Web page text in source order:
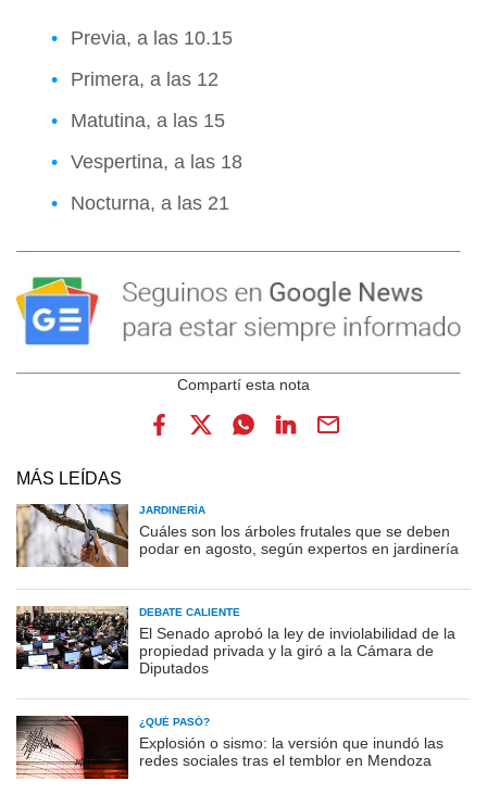
Previa, a las 10.15
Primera, a las 12
Matutina, a las 15
Vespertina, a las 18
Nocturna, a las 21
MÁS LEÍDAS
JARDINERÍA
Cuáles son los árboles frutales que se deben
podar en agosto, según expertos en jardinería
DEBATE CALIENTE
El Senado aprobó la ley de inviolabilidad de la
propiedad privada y la giró a la Cámara de
Diputados
¿QUÉ PASÓ?
Explosión o sismo: la versión que inundó las
redes sociales tras el temblor en Mendoza